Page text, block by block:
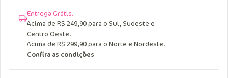
Entrega Grátis.
Acima de R$ 249,90 para o Sul, Sudeste e
Centro Oeste.
Acima de R$ 299,90 para o Norte e Nordeste.
Confira as condições